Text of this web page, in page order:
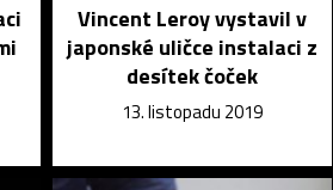
Vincent Leroy vystavil v
japonské uličce instalaci z
desítek čoček
13. listopadu 2019